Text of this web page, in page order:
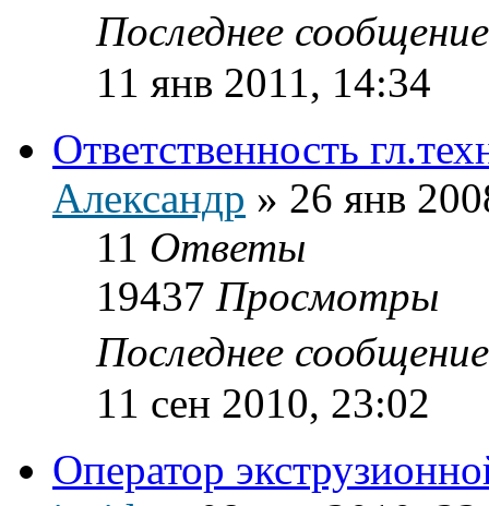
Последнее
11 янв 2011, 14:34
Ответственность
Александр » 26 янв
11 Ответы
19437 Просмотры
Последнее
11 сен 2010, 23:02
Оператор